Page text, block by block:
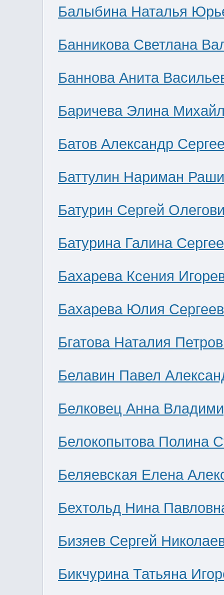
Балыбина Наталья
Банникова Светлана
Баннова Анита
Баричева Элина
Батов Александр
Баттулин Нариман
Батурин Сергей
Батурина Галина
Бахарева Ксения
Бахарева Юлия
Бгатова Наталия
Белавин Павел
Белковец Анна
Белокопытова Полина
Беляевская Елена
Бехтольд Нина
Бизяев Сергей
Бикчурина Татьяна